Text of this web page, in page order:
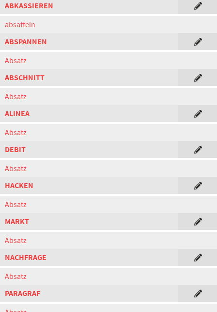
ABKASSIEREN
absatteln
ABSPANNEN
Absatz
ABSCHNITT
Absatz
ALINEA
Absatz
DEBIT
Absatz
HACKEN
Absatz
MARKT
Absatz
NACHFRAGE
Absatz
PARAGRAF